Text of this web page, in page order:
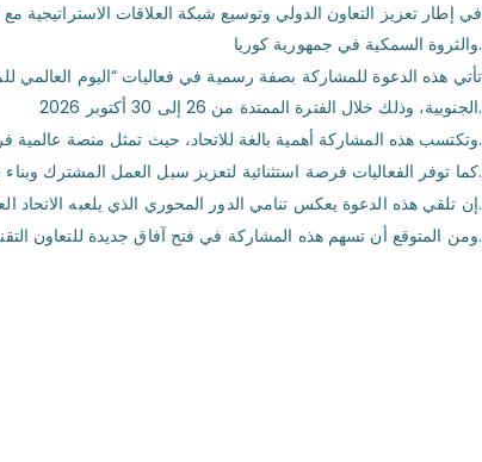
في إطار تعزيز التعاون الدولي وتوسيع شبكة العلاقات الاستراتيجية
والثروة السمكية في جمهورية كوريا.
الجنوبية، وذلك خلال الفترة الممتدة من 26 إلى 30 أكتوبر 2026.
وتكتسب هذه المشاركة أهمية بالغة للاتحاد، حيث تمثل منصة عالمية فريدة تتيح تبادل الخبرات والاطلاع على أحدث الابتكارات التكنولوجية والسياسات المتبعة في مجال النقل البحري وإدارة الموانئ.
كما توفر الفعاليات فرصة استثنائية لتعزيز سبل العمل المشترك وبناء شراكات استراتيجية بين المؤسسات البحرية العربية ونظيرتها في جمهورية كوريا، التي تعد من الدول الرائدة عالمياً في صناعة السفن والخدمات البحرية.
إن تلقي هذه الدعوة يعكس تنامي الدور المحوري الذي يلعبه الاتحاد العربي للناقلين البحريين في الساحة الدولية، واعترافاً بجهوده الحثيثة في تطوير قطاع النقل البحري العربي.
ومن المتوقع أن تسهم هذه المشاركة في فتح آفاق جديدة للتعاون التقني والاقتصادي، بما يخدم المصالح المشتركة ويدعم جهود الاستدامة والتحول الرقمي في الصناعة البحرية على المستويين الإقليمي والدولي.